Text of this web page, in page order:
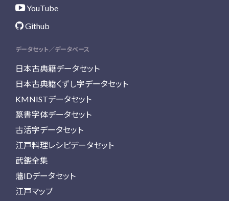
YouTube
Github
データセット／データベース
日本古典籍データセット
日本古典籍くずし字データセット
KMNISTデータセット
篆書字体データセット
古活字データセット
江戸料理レシピデータセット
武鑑全集
藩IDデータセット
江戸マップ